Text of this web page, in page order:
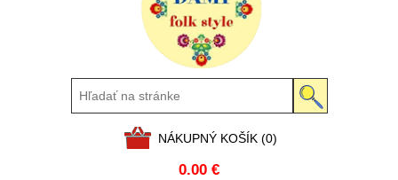
NÁKUPNÝ KOŠÍK (0)
0.00 €